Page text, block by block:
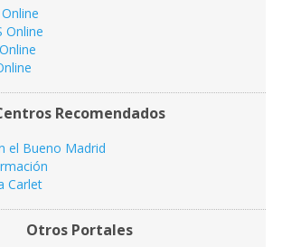
Online
Recomendados
el Bueno Madrid
Carlet
Otros Portales